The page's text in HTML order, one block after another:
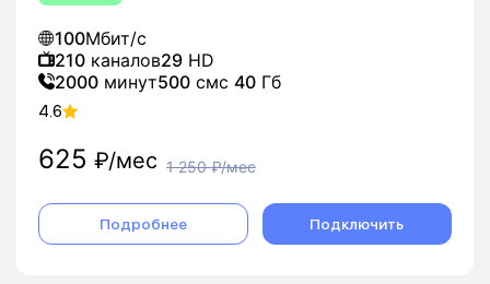
100Мбит/с
210 каналов29 HD
2000 минут500 смс 40 Гб
4.6
625 ₽/мес 1 250₽/мес
Подробнее Подключить